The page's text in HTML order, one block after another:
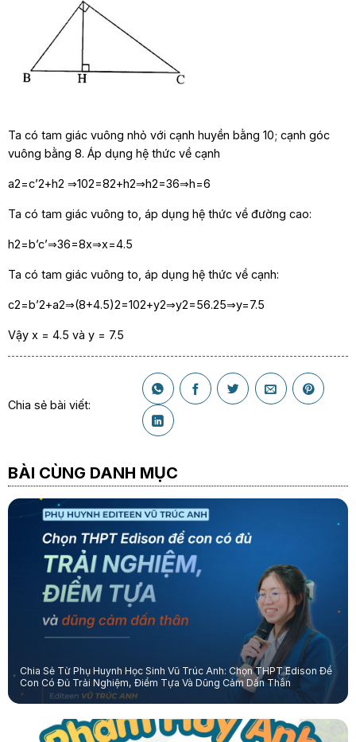
Ta có tam giác vuông nhỏ với cạnh huyền bằng 10; cạnh góc
vuông bằng 8. Áp dụng hệ thức về cạnh
a2=c’2+h2 ⇒102=82+h2⇒h2=36⇒h=6
Ta có tam giác vuông to, áp dụng hệ thức về đường cao:
h2=b’c’⇒36=8x⇒x=4.5
Ta có tam giác vuông to, áp dụng hệ thức về cạnh:
c2=b’2+a2⇒(8+4.5)2=102+y2⇒y2=56.25⇒y=7.5
Vậy x = 4.5 và y = 7.5
Chia sẻ bài viết:
BÀI CÙNG DANH MỤC
Chia Sẻ Từ Phụ Huynh Học Sinh Vũ Trúc Anh: Chọn THPT Edison Để
Con Có Đủ Trải Nghiệm, Điểm Tựa Và Dũng Cảm Dấn Thân